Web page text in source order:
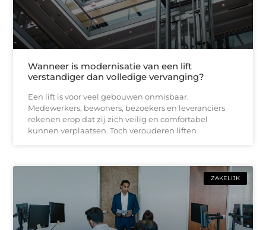
Wanneer is modernisatie van een lift
verstandiger dan volledige vervanging?
Een lift is voor veel gebouwen onmisbaar.
Medewerkers, bewoners, bezoekers en leveranciers
rekenen erop dat zij zich veilig en comfortabel
kunnen verplaatsen. Toch verouderen liften
ZAKELIJK